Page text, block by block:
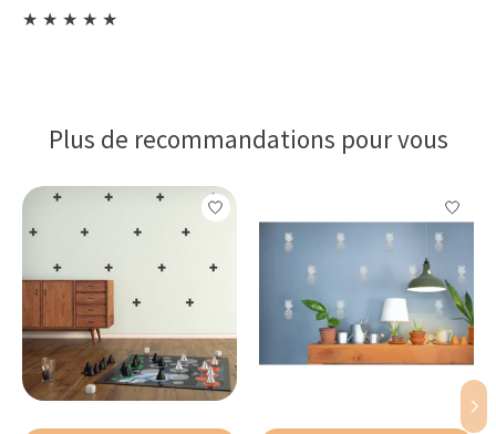
★ ★ ★ ★ ★
Plus de recommandations pour vous
Articles du carrousel de produits